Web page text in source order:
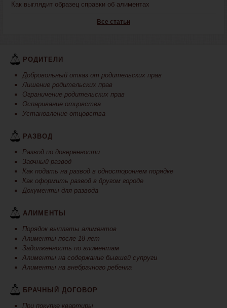
Как выглядит образец справки об алиментах
Все статьи
РОДИТЕЛИ
Добровольный отказ от родительских прав
Лишение родительских прав
Ограничение родительских прав
Оспаривание отцовства
Установление отцовства
РАЗВОД
Развод по доверенности
Заочный развод
Как подать на развод в одностороннем порядке
Как оформить развод в другом городе
Документы для развода
АЛИМЕНТЫ
Порядок выплаты алиментов
Алименты после 18 лет
Задолженность по алиментам
Алименты на содержание бывшей супруги
Алименты на внебрачного ребенка
БРАЧНЫЙ ДОГОВОР
При покупке квартиры